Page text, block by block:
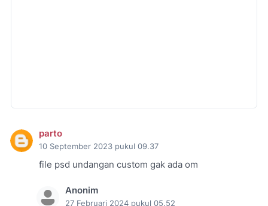
parto
10 September 2023 pukul 09.37
file psd undangan custom gak ada om
Anonim
27 Februari 2024 pukul 05.52